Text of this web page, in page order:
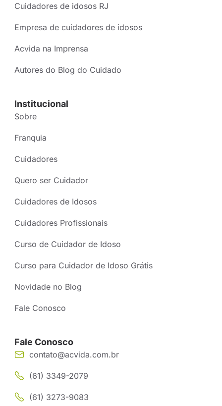
Cuidadores de idosos RJ
Empresa de cuidadores de idosos
Acvida na Imprensa
Autores do Blog do Cuidado
Institucional
Sobre
Franquia
Cuidadores
Quero ser Cuidador
Cuidadores de Idosos
Cuidadores Profissionais
Curso de Cuidador de Idoso
Curso para Cuidador de Idoso Grátis
Novidade no Blog
Fale Conosco
Fale Conosco
contato@acvida.com.br
(61) 3349-2079
(61) 3273-9083